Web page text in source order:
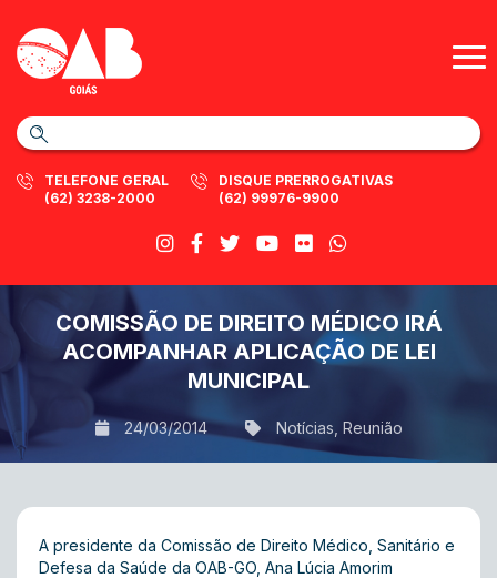
TELEFONE GERAL
(62) 3238-2000
DISQUE PRERROGATIVAS
(62) 99976-9900
COMISSÃO DE DIREITO MÉDICO IRÁ
ACOMPANHAR APLICAÇÃO DE LEI
MUNICIPAL
24/03/2014 Notícias Reunião
A presidente da Comissão de Direito Médico, Sanitário e
Defesa da Saúde da OAB-GO, Ana Lúcia Amorim